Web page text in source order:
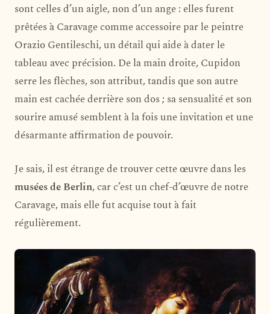
sont celles d’un aigle, non d’un ange : elles furent
prêtées à Caravage comme accessoire par le peintre
Orazio Gentileschi, un détail qui aide à dater le
tableau avec précision. De la main droite, Cupidon
serre les flèches, son attribut, tandis que son autre
main est cachée derrière son dos ; sa sensualité et son
sourire amusé semblent à la fois une invitation et une
désarmante affirmation de pouvoir.
Je sais, il est étrange de trouver cette œuvre dans les
musées de Berlin, car c’est un chef-d’œuvre de notre
Caravage, mais elle fut acquise tout à fait
régulièrement.